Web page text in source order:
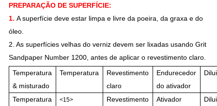
PREPARAÇÃO DE SUPERFÍCIE:
1. A superfície deve estar limpa e livre da poeira, da graxa e do
óleo.
2. As superfícies velhas do verniz devem ser lixadas usando Grit
Sandpaper Number 1200, antes de aplicar o revestimento claro.
Temperatura
& misturado
Temperatura
Revestimento
claro
Endurecedor
do ativador
Temperatura
<15>
Revestimento
Ativador